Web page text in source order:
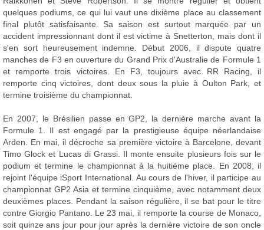
quelques podiums, ce qui lui vaut une dixième place au classement
final plutôt satisfaisante. Sa saison est surtout marquée par un
accident impressionnant dont il est victime à Snetterton, mais dont il
s'en sort heureusement indemne. Début 2006, il dispute quatre
manches de F3 en ouverture du Grand Prix d'Australie de Formule 1
et remporte trois victoires. En F3, toujours avec RR Racing, il
remporte cinq victoires, dont deux sous la pluie à Oulton Park, et
termine troisième du championnat.
En 2007, le Brésilien passe en GP2, la dernière marche avant la
Formule 1. Il est engagé par la prestigieuse équipe néerlandaise
Arden. En mai, il décroche sa première victoire à Barcelone, devant
Timo Glock et Lucas di Grassi. Il monte ensuite plusieurs fois sur le
podium et termine le championnat à la huitième place. En 2008, il
rejoint l'équipe iSport International. Au cours de l'hiver, il participe au
championnat GP2 Asia et termine cinquième, avec notamment deux
deuxièmes places. Pendant la saison régulière, il se bat pour le titre
contre Giorgio Pantano. Le 23 mai, il remporte la course de Monaco,
soit quinze ans jour pour jour après la dernière victoire de son oncle